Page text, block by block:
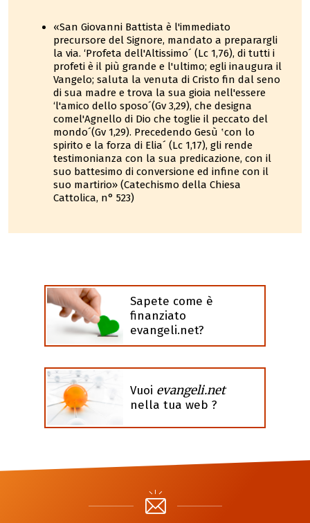
«San Giovanni Battista è l'immediato
precursore del Signore, mandato a preparargli
la via. ‘Profeta dell'Altissimo´ (Lc 1,76), di tutti i
profeti è il più grande e l'ultimo; egli inaugura il
Vangelo; saluta la venuta di Cristo fin dal seno
di sua madre e trova la sua gioia nell'essere
‘l'amico dello sposo´(Gv 3,29), che designa
comel'Agnello di Dio che toglie il peccato del
mondo´(Gv 1,29). Precedendo Gesù ʽcon lo
spirito e la forza di Elia´ (Lc 1,17), gli rende
testimonianza con la sua predicazione, con il
suo battesimo di conversione ed infine con il
suo martirio» (Catechismo della Chiesa
Cattolica, n° 523)
Sapete come è
finanziato
evangeli.net?
Vuoi evangeli.net
nella tua web ?